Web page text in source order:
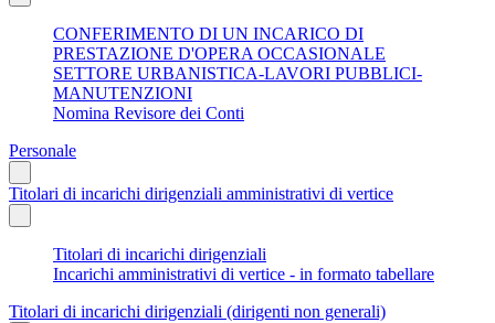
CONFERIMENTO DI UN INCARICO DI
PRESTAZIONE D'OPERA OCCASIONALE
SETTORE URBANISTICA-LAVORI PUBBLICI-
MANUTENZIONI
Nomina Revisore dei Conti
Personale
Titolari di incarichi dirigenziali amministrativi di vertice
Titolari di incarichi dirigenziali
Incarichi amministrativi di vertice - in formato tabellare
Titolari di incarichi dirigenziali (dirigenti non generali)